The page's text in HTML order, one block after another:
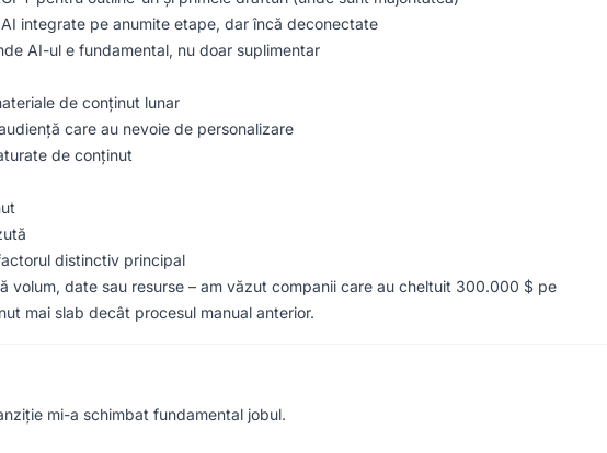
integrate pe anumite etape, dar încă deconectate
AI-ul e fundamental, nu doar suplimentar
de conținut lunar
care au nevoie de personalizare
de conținut
distinctiv principal
volum, date sau resurse – am văzut companii care au cheltuit 300.000 $ pe
mai slab decât procesul manual anterior.
mi-a schimbat fundamental jobul.